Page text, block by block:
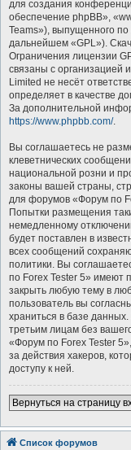
для создания
обеспечение phpBB»,
Teams»), выпущенного по
дальнейшем «GPL»).
Ограничения лицензии
связаны с организацией
Limited не несёт
определяет в качестве
За дополнительной
https://www.phpbb.com/.
Вы соглашаетесь не
клеветнических
национальной розни и
законы вашей страны,
для форумов «Форум по
Попытки размещения
немедленному
будет поставлен в
всех сообщений
политики. Вы
по Forex Tester 5» имеют
закрыть любую тему в
пользователь вы
храниться в базе
третьим лицам без
«Форум по Forex Tester
за действия хакеров,
доступу к ней.
Вернуться на страницу
Список форумов